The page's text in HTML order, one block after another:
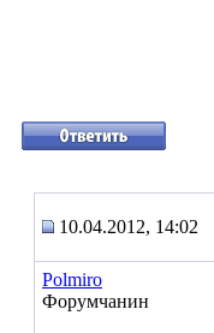
10.04.2012, 14:02
Polmiro
Форумчанин